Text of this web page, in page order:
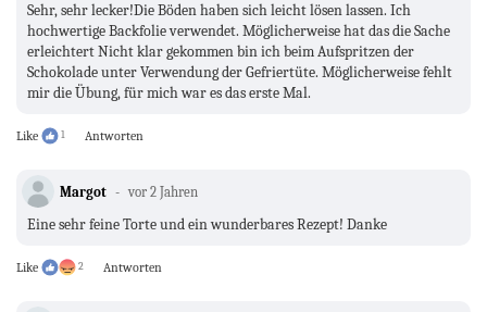
Sehr, sehr lecker!Die Böden haben sich leicht lösen lassen. Ich
hochwertige Backfolie verwendet. Möglicherweise hat das die Sache
erleichtert Nicht klar gekommen bin ich beim Aufspritzen der
Schokolade unter Verwendung der Gefriertüte. Möglicherweise fehlt
mir die Übung, für mich war es das erste Mal.
Like 1 Antworten
Margot vor 2 Jahren
Eine sehr feine Torte und ein wunderbares Rezept! Danke
Like 2 Antworten